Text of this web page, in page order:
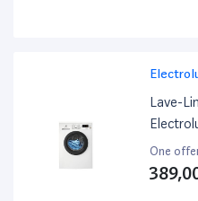
Lave-
One